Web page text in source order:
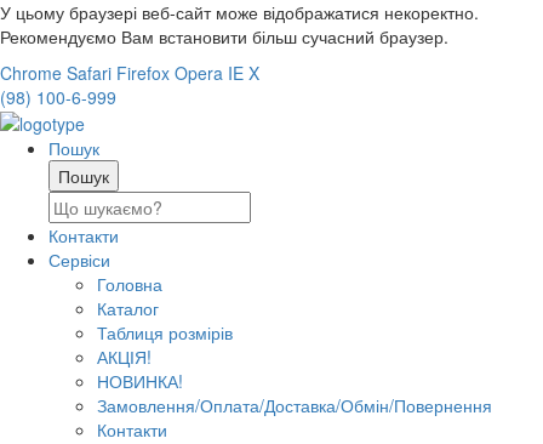
У цьому браузері веб-сайт може відображатися некоректно.
Рекомендуємо Вам встановити більш сучасний браузер.
Chrome Safari Firefox Opera IE X
(98) 100-6-999
Пошук
Контакти
Сервіси
Головна
Каталог
Таблиця розмірів
АКЦІЯ!
НОВИНКА!
Замовлення/Оплата/Доставка/Обмін/Повернення
Контакти